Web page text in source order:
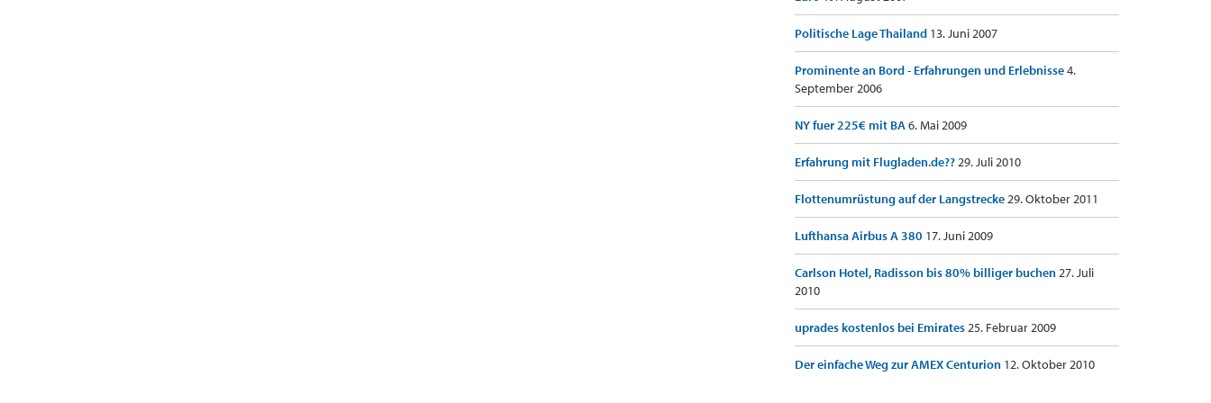
Politische Lage Thailand 13. Juni 2007
Prominente an Bord - Erfahrungen und Erlebnisse4.
September 2006
NY fuer 225€ mit BA6. Mai 2009
Erfahrung mit Flugladen.de??29. Juli 2010
Flottenumrüstung auf der Langstrecke29. Oktober 2011
Lufthansa Airbus A 380 17. Juni 2009
Carlson Hotel, Radisson bis 80% billiger buchen27. Juli
2010
uprades kostenlos bei Emirates25. Februar 2009
Der einfache Weg zur AMEX Centurion 12. Oktober 2010